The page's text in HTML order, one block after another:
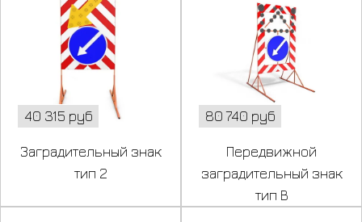
40 315 руб
Заградительный знак
тип 2
80 740 руб
Передвижной
заградительный знак
тип В